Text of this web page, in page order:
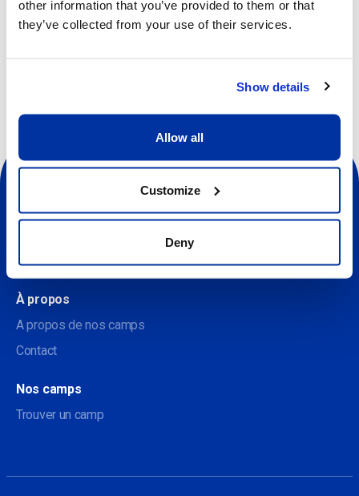
other information that you’ve provided to them or that
they’ve collected from your use of their services.
Show details
Allow all
Customize
Deny
À propos
A propos de nos camps
Contact
Nos camps
Trouver un camp